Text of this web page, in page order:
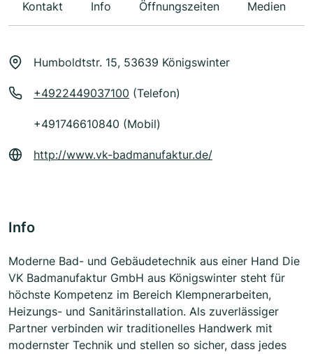
Kontakt Info Öffnungszeiten Medien
Humboldtstr. 15, 53639 Königswinter
+4922449037100 (Telefon)
+491746610840 (Mobil)
http://www.vk-badmanufaktur.de/
Info
Moderne Bad- und Gebäudetechnik aus einer Hand Die
VK Badmanufaktur GmbH aus Königswinter steht für
höchste Kompetenz im Bereich Klempnerarbeiten,
Heizungs- und Sanitärinstallation. Als zuverlässiger
Partner verbinden wir traditionelles Handwerk mit
modernster Technik und stellen so sicher, dass jedes